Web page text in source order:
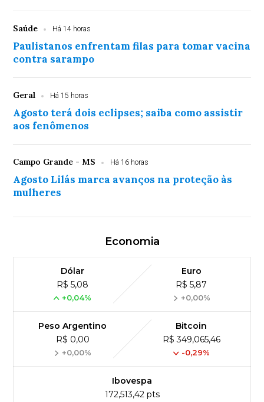
Saúde Há 14 horas
Paulistanos enfrentam filas para tomar vacina
contra sarampo
Geral Há 15 horas
Agosto terá dois eclipses; saiba como assistir
aos fenômenos
Campo Grande - MS Há 16 horas
Agosto Lilás marca avanços na proteção às
mulheres
Economia
Dólar
R$ 5,08
+0,04%
Euro
R$ 5,87
+0,00%
Peso Argentino
R$ 0,00
+0,00%
Bitcoin
R$ 349,065,46
-0,29%
Ibovespa
172,513,42 pts